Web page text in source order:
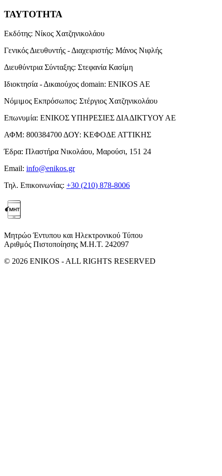
ΤΑΥΤΟΤΗΤΑ
Εκδότης: Νίκος Χατζηνικολάου
Γενικός Διευθυντής - Διαχειριστής: Μάνος Νιφλής
Διευθύντρια Σύνταξης: Στεφανία Κασίμη
Ιδιοκτησία - Δικαιούχος domain: ENIKOS AE
Νόμιμος Εκπρόσωπος: Στέργιος Χατζηνικολάου
Επωνυμία: ΕΝΙΚΟΣ ΥΠΗΡΕΣΙΕΣ ΔΙΑΔΙΚΤΥΟΥ ΑΕ
ΑΦΜ: 800384700 ΔΟΥ: ΚΕΦΟΔΕ ΑΤΤΙΚΗΣ
Έδρα: Πλαστήρα Νικολάου, Μαρούσι, 151 24
Email: info@enikos.gr
Τηλ. Επικοινωνίας: +30 (210) 878-8006
Μητρώο Έντυπου και Ηλεκτρονικού Τύπου
Αριθμός Πιστοποίησης Μ.Η.Τ. 242097
© 2026 ENIKOS - ALL RIGHTS RESERVED